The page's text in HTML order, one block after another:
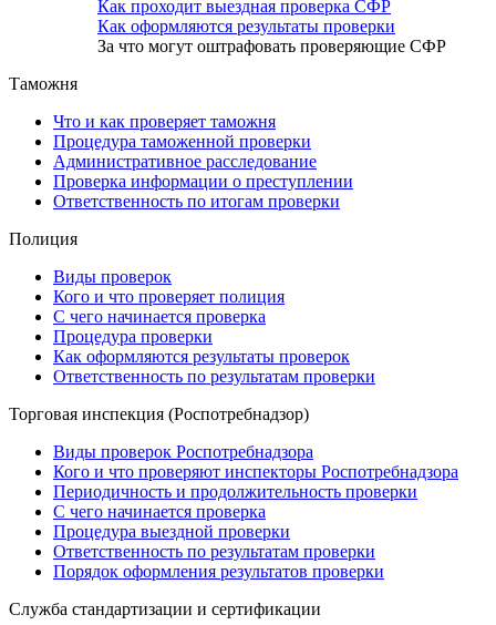
Как проходит выездная проверка СФР
Как оформляются результаты проверки
За что могут оштрафовать проверяющие СФР
Таможня
Что и как проверяет таможня
Процедура таможенной проверки
Административное расследование
Проверка информации о преступлении
Ответственность по итогам проверки
Полиция
Виды проверок
Кого и что проверяет полиция
С чего начинается проверка
Процедура проверки
Как оформляются результаты проверок
Ответственность по результатам проверки
Торговая инспекция (Роспотребнадзор)
Виды проверок Роспотребнадзора
Кого и что проверяют инспекторы Роспотребнадзора
Периодичность и продолжительность проверки
С чего начинается проверка
Процедура выездной проверки
Ответственность по результатам проверки
Порядок оформления результатов проверки
Служба стандартизации и сертификации